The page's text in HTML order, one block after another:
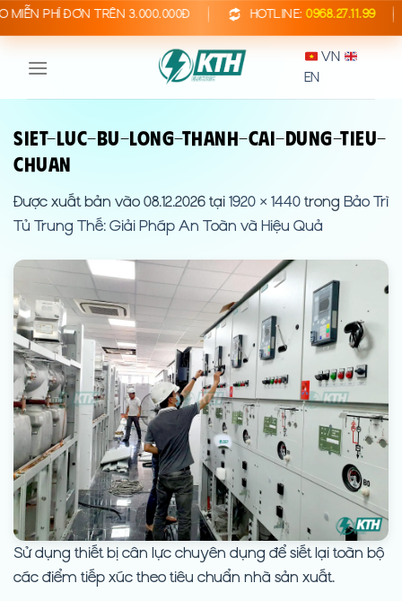
Bỏ
qua
ĐƠN TRÊN 3.000.000Đ HOTLINE:0968.27.11.99
VN
EN
siet-luc-bu-long-thanh-cai-dung-tieu-
chuan
Được xuất bản vào 08.12.2026 tại 1920 × 1440 trong Bảo Trì
Tủ Trung Thế: Giải Pháp An Toàn và Hiệu Quả
Sử dụng thiết bị cân lực chuyên dụng để siết lại toàn bộ
các điểm tiếp xúc theo tiêu chuẩn nhà sản xuất.